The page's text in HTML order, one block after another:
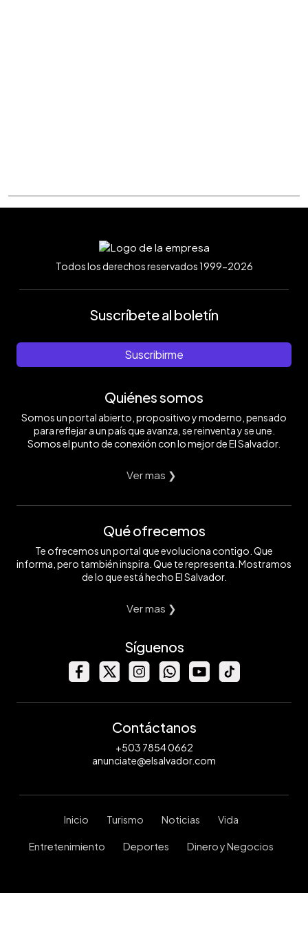
Todos los derechos reservados 1999-2026
Suscríbete al boletín
Suscribirme
Quiénes somos
Somos un portal abierto, propositivo y moderno, pensado
para reflejar a un país que avanza, se reinventa y se une.
Somos el punto de conexión con lo mejor de El Salvador.
Ver mas ❯
Qué ofrecemos
Te ofrecemos un portal que evoluciona contigo. Que
informa, pero también inspira. Que te representa. Mostramos
de lo que está hecho El Salvador.
Ver mas ❯
Síguenos
Contáctanos
+503 7854 0662
anunciate@elsalvador.com
Inicio Turismo Noticias Vida
Entretenimiento Deportes Dinero y Negocios